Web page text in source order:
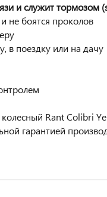
и служит тормозом
не боятся проколов
в поездку или на дачу
Rant Colibri
гарантией